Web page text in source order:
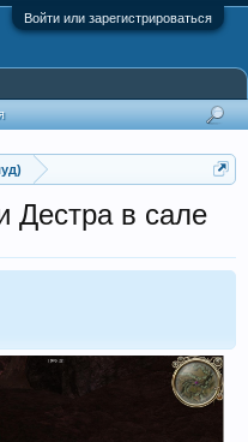
Войти или зарегистрироваться
Дестра в сале